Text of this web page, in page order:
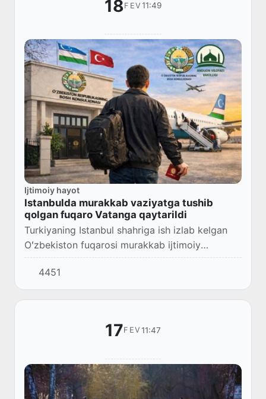
18FEV 11:49
Ijtimoiy hayot
Istanbulda murakkab vaziyatga tushib
qolgan fuqaro Vatanga qaytarildi
Turkiyaning Istanbul shahriga ish izlab kelgan
Oʻzbekiston fuqarosi murakkab ijtimoiy
vaziyatga tushib qoladi.
4451
17FEV 11:47